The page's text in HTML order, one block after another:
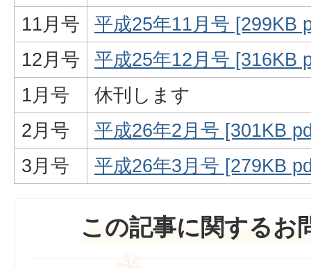
11月号
平成25年11月号 [299KB
12月号
平成25年12月号 [316KB
1月号
休刊します
2月号
平成26年2月号 [301KB
3月号
平成26年3月号 [279KB
この記事に関するお